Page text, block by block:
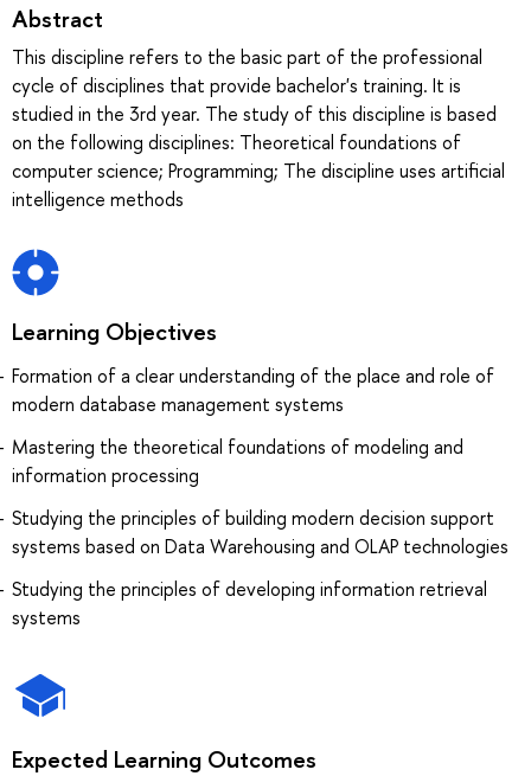
Abstract
This discipline refers to the basic part of the professional
cycle of disciplines that provide bachelor's training. It is
studied in the 3rd year. The study of this discipline is based
on the following disciplines: Theoretical foundations of
computer science; Programming; The discipline uses artificial
intelligence methods
Learning Objectives
Formation of a clear understanding of the place and role of
modern database management systems
Mastering the theoretical foundations of modeling and
information processing
Studying the principles of building modern decision support
systems based on Data Warehousing and OLAP technologies
Studying the principles of developing information retrieval
systems
Expected Learning Outcomes